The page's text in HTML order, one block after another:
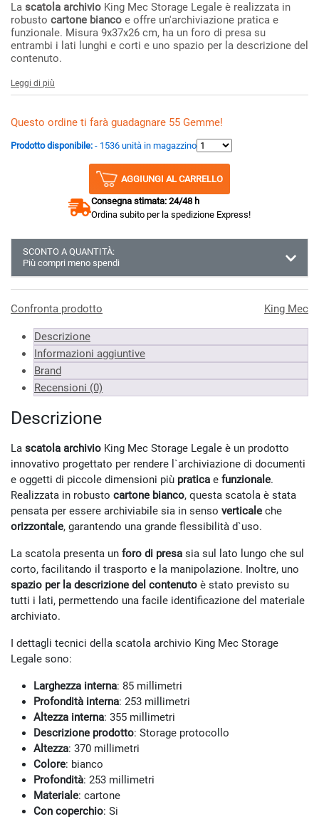
La scatola archivio King Mec Storage Legale è realizzata in
robusto cartone bianco e offre un'archiviazione pratica e
funzionale. Misura 9x37x26 cm, ha un foro di presa su
entrambi i lati lunghi e corti e uno spazio per la descrizione del
contenuto.
Leggi di più
Questo ordine ti farà guadagnare 55 Gemme!
Prodotto disponibile: - 1536 unità in magazzino
AGGIUNGI AL CARRELLO
Consegna stimata: 24/48 h
Ordina subito per la spedizione Express!
SCONTO A QUANTITÀ:
Più compri meno spendi
Almeno 6 unità
49.43 €
*Prezzi IVA inclusa
Confronta prodotto King Mec
Descrizione
Informazioni aggiuntive
Brand
Recensioni (0)
Descrizione
La scatola archivio King Mec Storage Legale è un prodotto
innovativo progettato per rendere l`archiviazione di documenti
e oggetti di piccole dimensioni più pratica e funzionale.
Realizzata in robusto cartone bianco, questa scatola è stata
pensata per essere archiviabile sia in senso verticale che
orizzontale, garantendo una grande flessibilità d`uso.
La scatola presenta un foro di presa sia sul lato lungo che sul
corto, facilitando il trasporto e la manipolazione. Inoltre, uno
spazio per la descrizione del contenuto è stato previsto su
tutti i lati, permettendo una facile identificazione del materiale
archiviato.
I dettagli tecnici della scatola archivio King Mec Storage
Legale sono:
Larghezza interna: 85 millimetri
Profondità interna: 253 millimetri
Altezza interna: 355 millimetri
Descrizione prodotto: Storage protocollo
Altezza: 370 millimetri
Colore: bianco
Profondità: 253 millimetri
Materiale: cartone
Con coperchio: Si